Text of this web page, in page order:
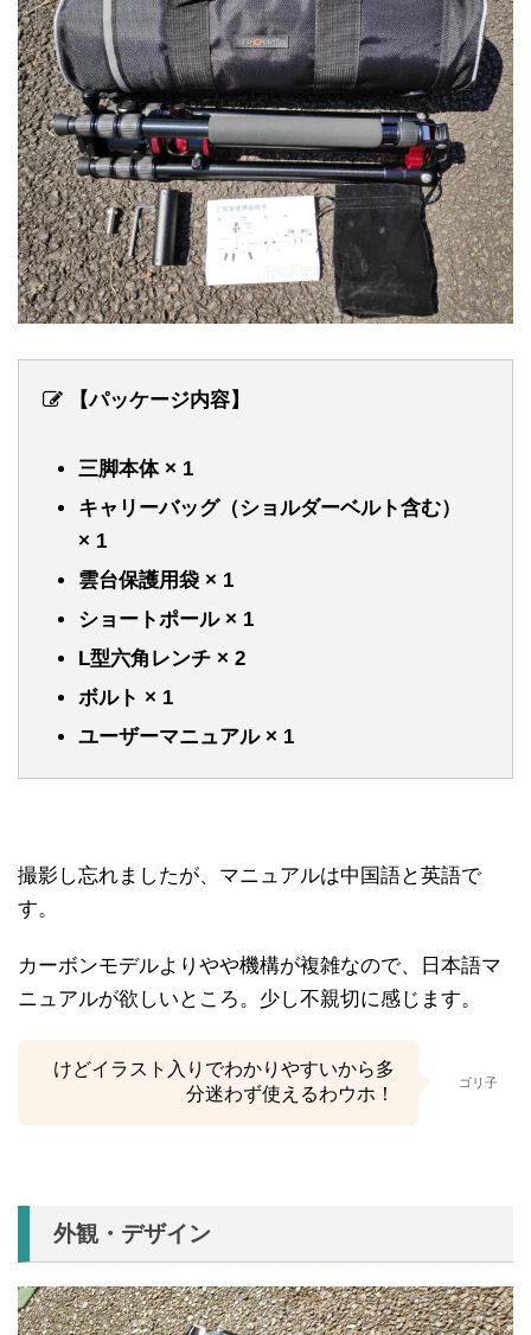
【パッケージ内容】
三脚本体 × 1
キャリーバッグ（ショルダーベルト含む）
× 1
雲台保護用袋 × 1
ショートポール × 1
L型六角レンチ × 2
ボルト × 1
ユーザーマニュアル × 1
撮影し忘れましたが、マニュアルは中国語と英語で
す。
カーボンモデルよりやや機構が複雑なので、日本語マ
ニュアルが欲しいところ。少し不親切に感じます。
けどイラスト入りでわかりやすいから多
分迷わず使えるわウホ！
ゴリ子
外観・デザイン